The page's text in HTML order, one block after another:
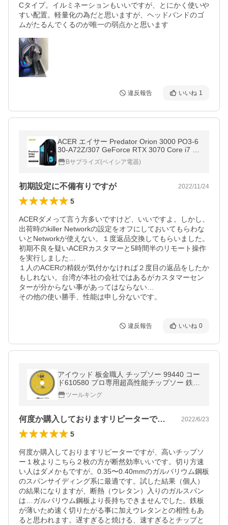
Cタイプ。イルミネーションもいいですが、とにかく使いや
すい配置。軽量化の為だと思いますが、ヘッドバンドのゴ
ムがたるんでくるのが唯一の弱点かと思います
違反報告 いいね 1
ACER エイサー Predator Orion 3000 PO3-6
30-A72Z/307 GeForce RTX 3070 Core i7 11
700F ゲーミング デスクトップパソコン モ
ニタ別売
Bサプライズ(ベイシア電器)
初期設定に不備有りですが 2022/11/24
5
ACERダメって言う方多いですけど、いいですよ。しかし、
出荷時のkiller Networkの設定をオフにしておいてもらわな
いとNetworkが使えない。１度返品交換してもらいました。
初期不良を疑いACERカスタマーと5時間半のリモート操作
を実行しました…
１人のACERの精鋭が気付かなければ２度目の返品をしたか
もしれない。台湾が本社の会社ではあるがカスタマーセン
ターが分からない事があってはならない…
その他の使い勝手、性能は申し分ないです。
違反報告 いいね 0
アイウッド 板金職人 チップソー 99440 コー
ド610580 プロ専用超高性能チップソー 鉄人
の刃 サイズ100×1.0×40P IWOOD ネコポス
可 在庫
ツールキング
何度か購入しておりますリピーターですが… 2022/6/23
5
何度か購入しておりますリピーターですが、高いチップソ
ー１枚よりこちら２枚の方が断然効率いいです。切り方速
い人はダメかもですが。0.35〜0.40mmのガルバリウム鋼板
のスパンサイディング系に最適です。試した結果（個人）
の結果になりますが、断熱（ウレタン）入りのガルスパン
は…ガルバリウム鋼板より長持ちできませんでした。鉄板
が薄いため速く切りたがる事に加えウレタンとの相性もあ
ると思われます。遅すぎると焼ける、速すぎるとチップと